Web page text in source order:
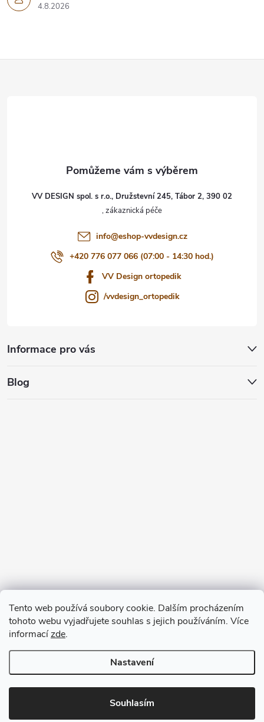
Tento web používá soubory cookie. Dalším procházením
tohoto webu vyjadřujete souhlas s jejich používáním. Více
informacízde.
Nastavení
Souhlasím
4.8.2026
VV DESIGN spol. s r.o., Družstevní 245, Tábor 2, 390 02
info@eshop-vvdesign.cz
+420 776 077 066 (07:00 - 14:30 hod.)
VV Design ortopedik
/vvdesign_ortopedik
Informace pro vás
Blog
Copyright 2026VV DESIGN. Všechna práva vyhrazena.Upravit
nastavení cookies